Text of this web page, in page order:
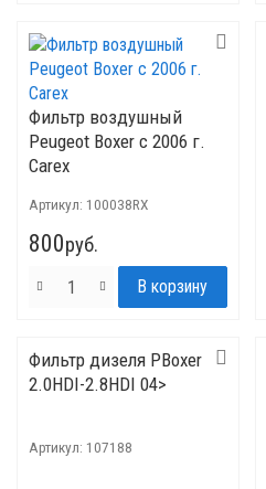
Фильтр воздушный
Peugeot Boxer c 2006 г.
Carex
Артикул: 100038RX
800руб.
Фильтр дизеля PBoxer
2.0HDI-2.8HDI 04>
Артикул: 107188